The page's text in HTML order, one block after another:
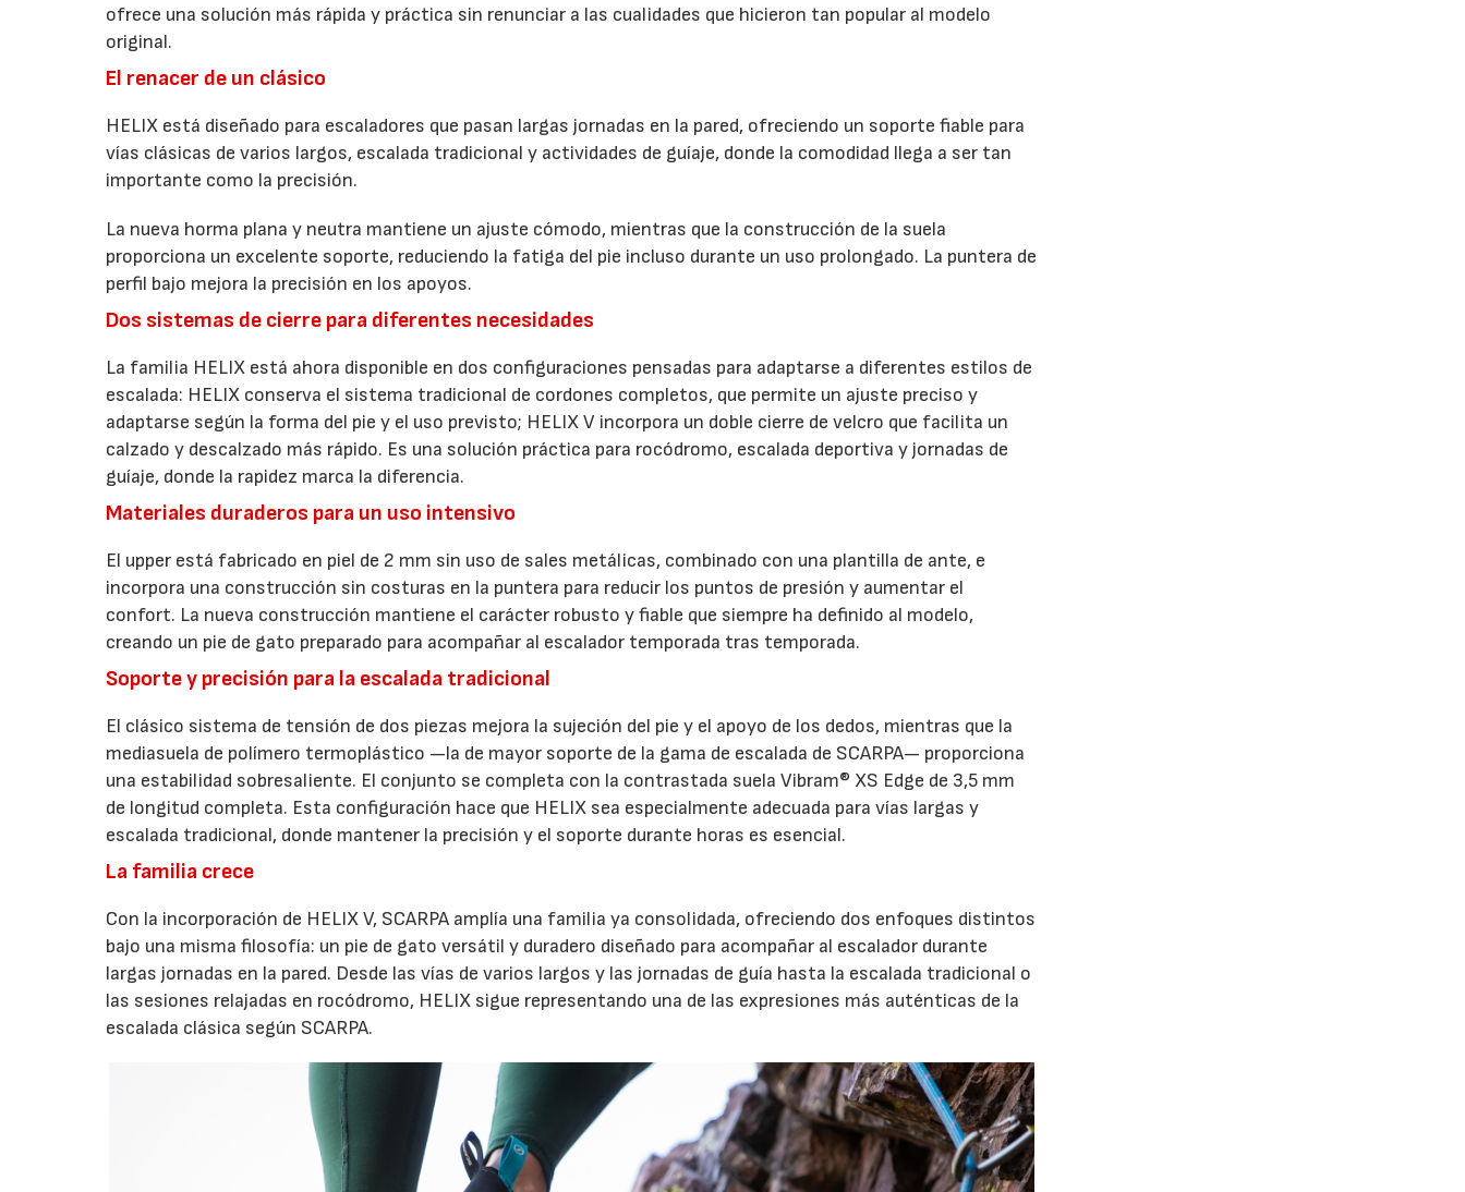
ofrece una solución más rápida y práctica sin renunciar a las cualidades que hicieron tan popular al modelo
original.
El renacer de un clásico
HELIX está diseñado para escaladores que pasan largas jornadas en la pared, ofreciendo un soporte fiable para
vías clásicas de varios largos, escalada tradicional y actividades de guíaje, donde la comodidad llega a ser tan
importante como la precisión.
La nueva horma plana y neutra mantiene un ajuste cómodo, mientras que la construcción de la suela
proporciona un excelente soporte, reduciendo la fatiga del pie incluso durante un uso prolongado. La puntera de
perfil bajo mejora la precisión en los apoyos.
Dos sistemas de cierre para diferentes necesidades
La familia HELIX está ahora disponible en dos configuraciones pensadas para adaptarse a diferentes estilos de
escalada: HELIX conserva el sistema tradicional de cordones completos, que permite un ajuste preciso y
adaptarse según la forma del pie y el uso previsto; HELIX V incorpora un doble cierre de velcro que facilita un
calzado y descalzado más rápido. Es una solución práctica para rocódromo, escalada deportiva y jornadas de
guíaje, donde la rapidez marca la diferencia.
Materiales duraderos para un uso intensivo
El upper está fabricado en piel de 2 mm sin uso de sales metálicas, combinado con una plantilla de ante, e
incorpora una construcción sin costuras en la puntera para reducir los puntos de presión y aumentar el
confort. La nueva construcción mantiene el carácter robusto y fiable que siempre ha definido al modelo,
creando un pie de gato preparado para acompañar al escalador temporada tras temporada.
Soporte y precisión para la escalada tradicional
El clásico sistema de tensión de dos piezas mejora la sujeción del pie y el apoyo de los dedos, mientras que la
mediasuela de polímero termoplástico —la de mayor soporte de la gama de escalada de SCARPA— proporciona
una estabilidad sobresaliente. El conjunto se completa con la contrastada suela Vibram® XS Edge de 3,5 mm
de longitud completa. Esta configuración hace que HELIX sea especialmente adecuada para vías largas y
escalada tradicional, donde mantener la precisión y el soporte durante horas es esencial.
La familia crece
Con la incorporación de HELIX V, SCARPA amplía una familia ya consolidada, ofreciendo dos enfoques distintos
bajo una misma filosofía: un pie de gato versátil y duradero diseñado para acompañar al escalador durante
largas jornadas en la pared. Desde las vías de varios largos y las jornadas de guía hasta la escalada tradicional o
las sesiones relajadas en rocódromo, HELIX sigue representando una de las expresiones más auténticas de la
escalada clásica según SCARPA.